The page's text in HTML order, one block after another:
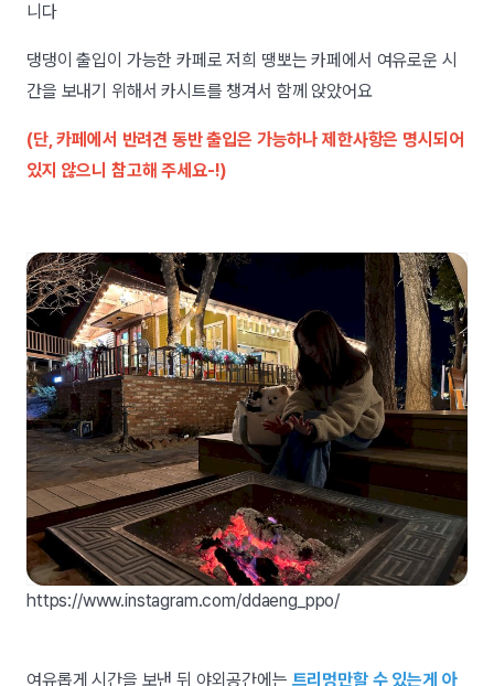
니다
댕댕이 출입이 가능한 카페로 저희 땡뽀는 카페에서 여유로운 시
간을 보내기 위해서 카시트를 챙겨서 함께 앉았어요
(단, 카페에서 반려견 동반 출입은 가능하나 제한사항은 명시되어
있지 않으니 참고해 주세요-!)
https://www.instagram.com/ddaeng_ppo/
여유롭게 시간을 보낸 뒤 야외공간에는 트리멍만할 수 있는게 아